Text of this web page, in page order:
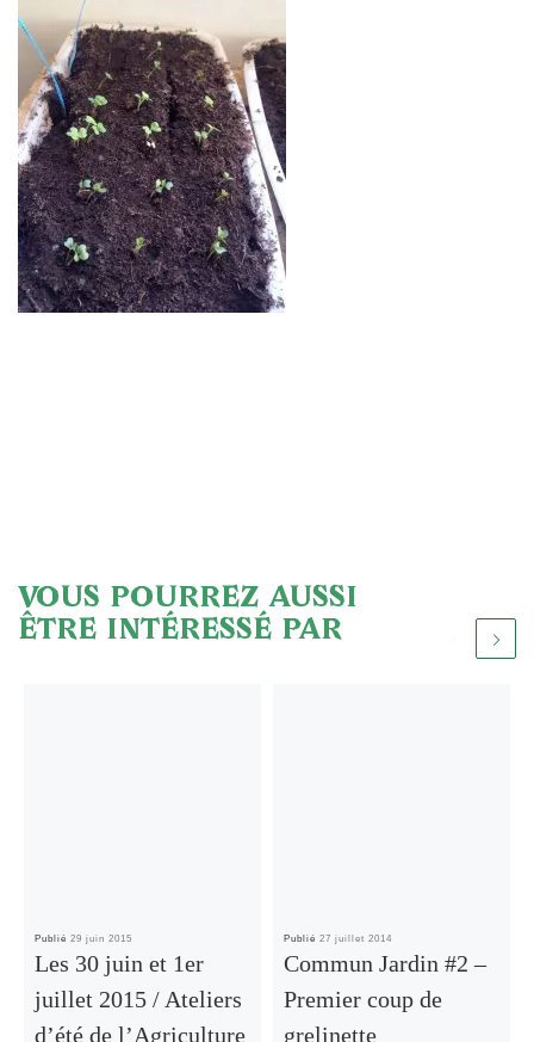
VOUS POURREZ AUSSI
ÊTRE INTÉRESSÉ PAR
Publié 29 juin 2015
Les 30 juin et 1er
juillet 2015 / Ateliers
d’été de l’Agriculture
Publié 27 juillet 2014
Commun Jardin #2 –
Premier coup de
grelinette